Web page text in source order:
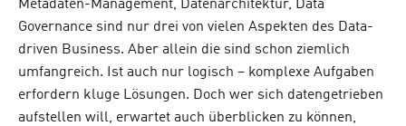
Metadaten-Management, Datenarchitektur, Data
Governance sind nur drei von vielen Aspekten des Data-
driven Business. Aber allein die sind schon ziemlich
umfangreich. Ist auch nur logisch – komplexe Aufgaben
erfordern kluge Lösungen. Doch wer sich datengetrieben
aufstellen will, erwartet auch überblicken zu können,